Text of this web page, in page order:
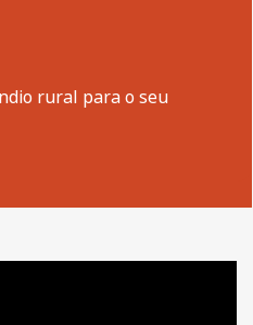
rural para o seu